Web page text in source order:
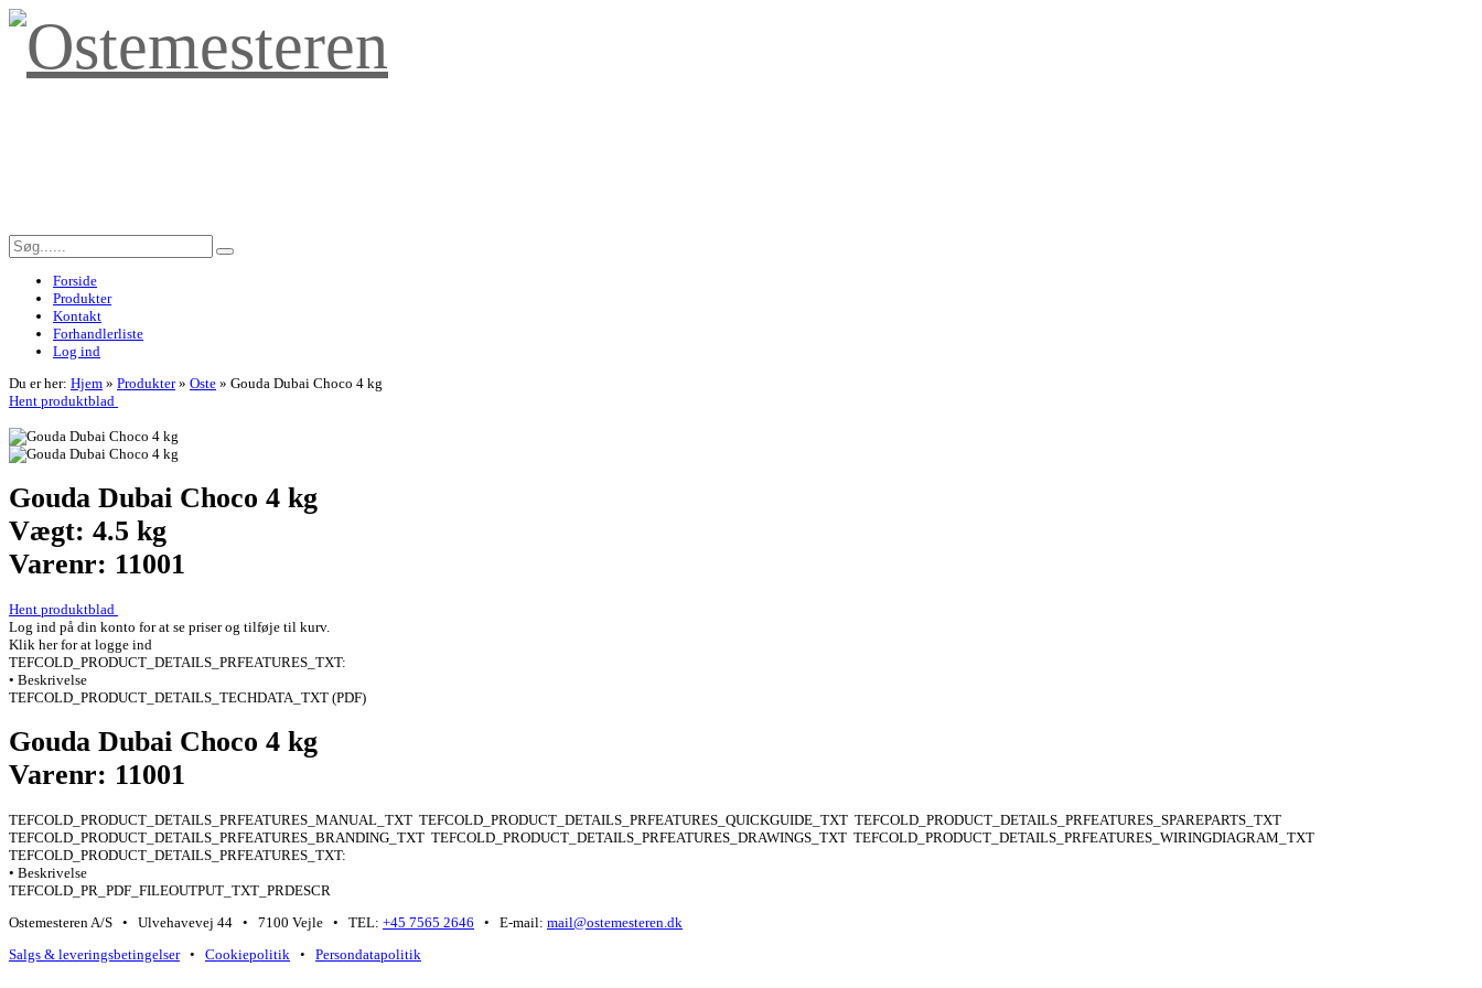
Forside
Produkter
Kontakt
Forhandlerliste
Log ind
Du er her: Hjem » Produkter» Oste » Gouda Dubai Choco 4 kg
Hent produktblad
Gouda Dubai Choco 4 kg
Vægt: 4.5 kg
Varenr: 11001
Hent produktblad
Log ind på din konto for at se priser og tilføje til kurv.
Klik her for at logge ind
TEFCOLD_PRODUCT_DETAILS_PRFEATURES_TXT:
• Beskrivelse
TEFCOLD_PRODUCT_DETAILS_TECHDATA_TXT (PDF)
Gouda Dubai Choco 4 kg
Varenr: 11001
TEFCOLD_PRODUCT_DETAILS_PRFEATURES_MANUAL_TXT TEFCOLD_PRODUCT_DETAILS_PRFEATURES_QUICKGUIDE_TXT TEFCOLD_PRODUCT_DETAILS_PRFEATURES_SPAREPARTS_TXT
TEFCOLD_PRODUCT_DETAILS_PRFEATURES_BRANDING_TXT TEFCOLD_PRODUCT_DETAILS_PRFEATURES_DRAWINGS_TXT TEFCOLD_PRODUCT_DETAILS_PRFEATURES_WIRINGDIAGRAM_TXT
TEFCOLD_PRODUCT_DETAILS_PRFEATURES_TXT:
• Beskrivelse
TEFCOLD_PR_PDF_FILEOUTPUT_TXT_PRDESCR
Ostemesteren A/S • Ulvehavevej 44 • 7100 Vejle • TEL: +45 7565 2646 • E-mail: mail@ostemesteren.dk
Salgs & leveringsbetingelser• Cookiepolitik • Persondatapolitik